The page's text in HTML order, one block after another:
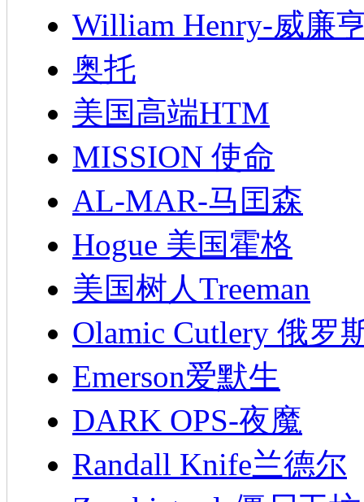
William Henry-威廉
奥托
美国高端HTM
MISSION 使命
AL-MAR-马囯森
Hogue 美国霍格
美国树人Treeman
Olamic Cutlery 俄罗
Emerson爱默生
DARK OPS-夜魔
Randall Knife兰德尔